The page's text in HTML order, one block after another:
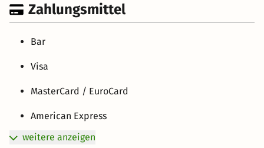
Zahlungsmittel
Bar
Visa
MasterCard / EuroCard
American Express
weitere anzeigen